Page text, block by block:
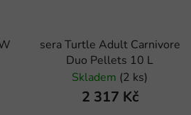
sera Turtle Adult Carnivore
Duo Pellets 10 L
Skladem (2 ks)
2 317 Kč